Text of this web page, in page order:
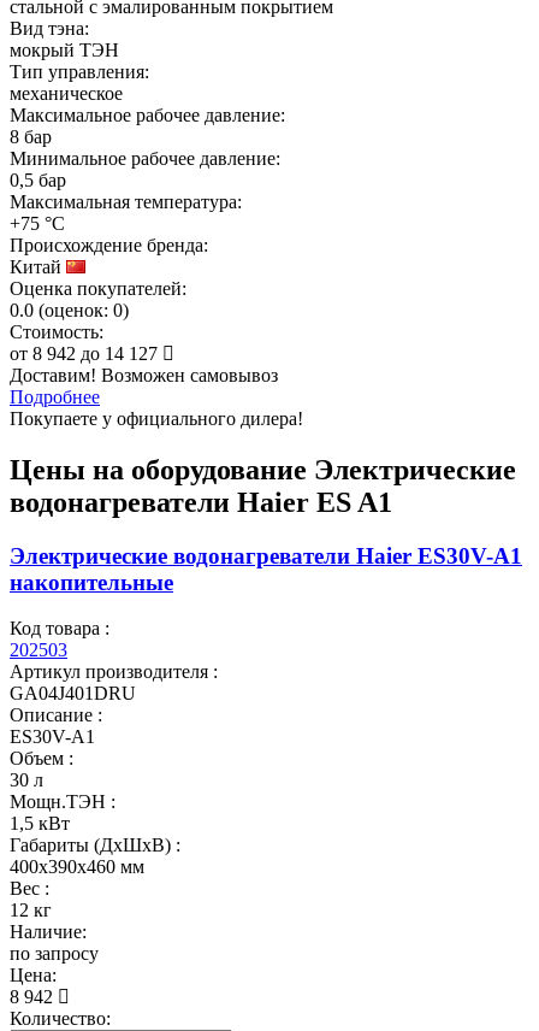
стальной с эмалированным покрытием
Вид тэна:
мокрый ТЭН
Тип управления:
механическое
Максимальное рабочее давление:
8 бар
Минимальное рабочее давление:
0,5 бар
Максимальная температура:
+75 °C
Происхождение бренда:
Китай
Оценка покупателей:
0.0 (оценок: 0)
Стоимость:
от 8 942 до 14 127
Доставим! Возможен самовывоз
Подробнее
Покупаете у официального дилера!
Цены на оборудование Электрические
водонагреватели Haier ES A1
Электрические водонагреватели Haier ES30V-A1
накопительные
Код товара :
202503
Артикул производителя :
GA04J401DRU
Описание :
ES30V-A1
Объем :
30 л
Мощн.ТЭН :
1,5 кВт
Габариты (ДхШхВ) :
400x390x460 мм
Вес :
12 кг
Наличие:
по запросу
Цена:
8 942
Количество: